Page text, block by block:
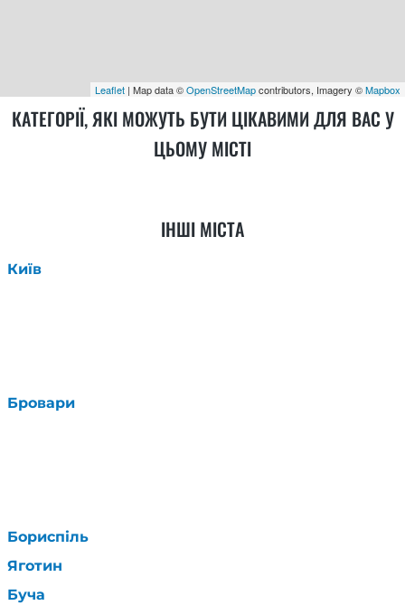
Leaflet | Map data ©OpenStreetMapcontributors, Imagery ©Mapbox
КАТЕГОРІЇ, ЯКІ МОЖУТЬ БУТИ ЦІКАВИМИ ДЛЯ ВАС У
ЦЬОМУ МІСТІ
ІНШІ МІСТА
Київ
Бровари
Бориспіль
Яготин
Буча